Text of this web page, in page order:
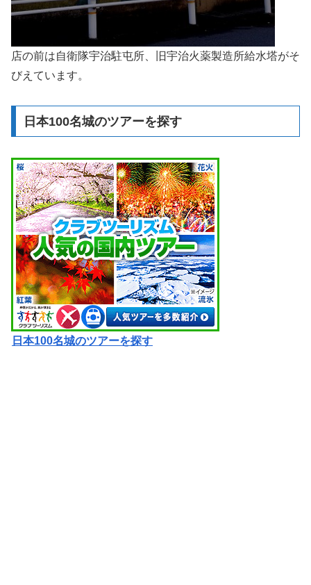
店の前は自衛隊宇治駐屯所、旧宇治火薬製造所給水塔がそ
びえています。
日本100名城のツアーを探す
日本100名城のツアーを探す